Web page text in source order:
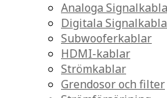
Analoga
Digitala
Subwooferkablar
HDMI-kablar
Strömkablar
Grendosor och filter